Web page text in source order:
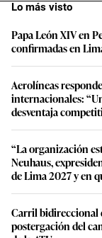
Lo más visto
Papa León XIV en
confirmadas en
Aerolíneas
internacionales:
desventaja
“La organización
Neuhaus,
de Lima 2027 y en
Carril bidireccional
postergación del